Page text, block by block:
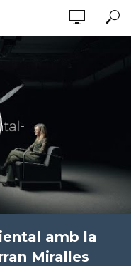
amb la
Miralles